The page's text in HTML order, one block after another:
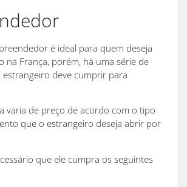
é ideal para quem deseja
na França, porém, há uma série de
deve cumprir para
varia de preço de acordo com o tipo
que o estrangeiro deseja abrir por
que ele cumpra os seguintes